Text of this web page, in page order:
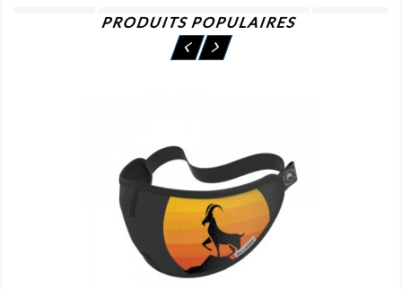
PRODUITS POPULAIRES
